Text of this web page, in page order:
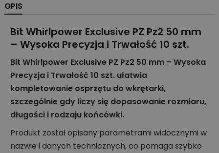
OPIS
Bit Whirlpower Exclusive PZ Pz2 50 mm
– Wysoka Precyzja i Trwałość 10 szt.
Bit Whirlpower Exclusive PZ Pz2 50 mm – Wysoka
Precyzja i Trwałość 10 szt. ułatwia
kompletowanie osprzętu do wkrętarki,
szczególnie gdy liczy się dopasowanie rozmiaru,
długości i rodzaju końcówki.
Produkt został opisany parametrami widocznymi w
nazwie i danych technicznych, co pomaga szybko